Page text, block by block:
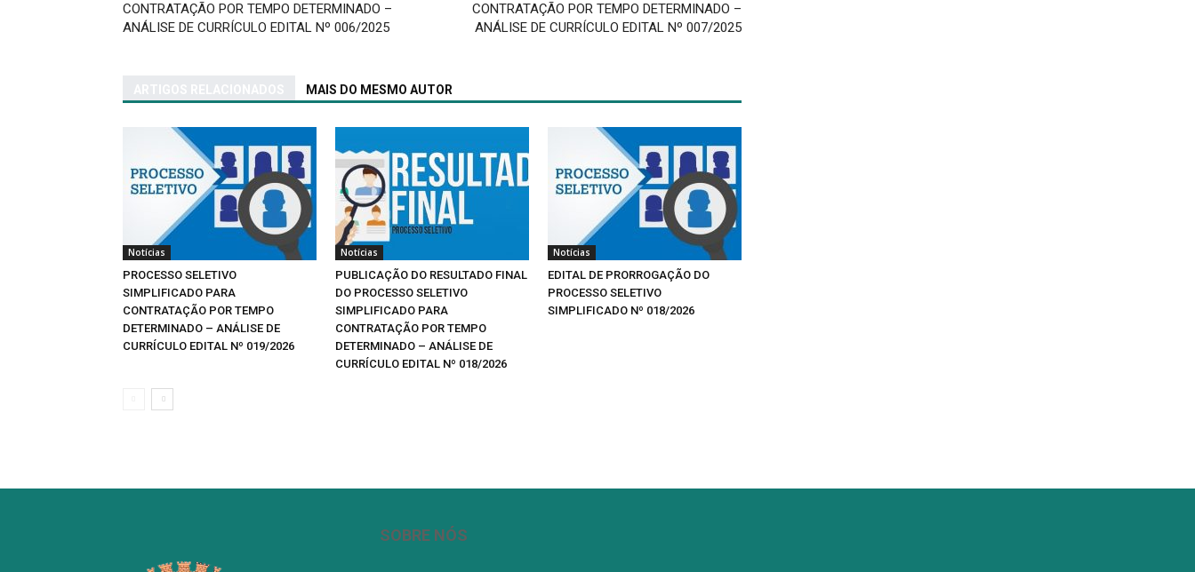
CONTRATAÇÃO POR TEMPO DETERMINADO –
ANÁLISE DE CURRÍCULO EDITAL Nº 006/2025
CONTRATAÇÃO POR TEMPO DETERMINADO –
ANÁLISE DE CURRÍCULO EDITAL Nº 007/2025
MAIS DO MESMO AUTOR
Notícias
PROCESSO SELETIVO
SIMPLIFICADO PARA
CONTRATAÇÃO POR TEMPO
DETERMINADO – ANÁLISE DE
CURRÍCULO EDITAL Nº 019/2026
Notícias
PUBLICAÇÃO DO RESULTADO FINAL
DO PROCESSO SELETIVO
SIMPLIFICADO PARA
CONTRATAÇÃO POR TEMPO
DETERMINADO – ANÁLISE DE
CURRÍCULO EDITAL Nº 018/2026
Notícias
EDITAL DE PRORROGAÇÃO DO
PROCESSO SELETIVO
SIMPLIFICADO Nº 018/2026
SOBRE NÓS